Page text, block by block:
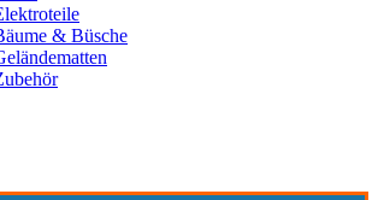
& Büsche